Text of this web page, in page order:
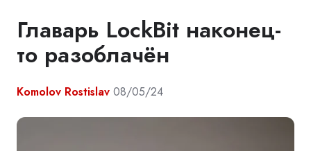
Главарь LockBit наконец-
то разоблачён
Komolov Rostislav 08/05/24